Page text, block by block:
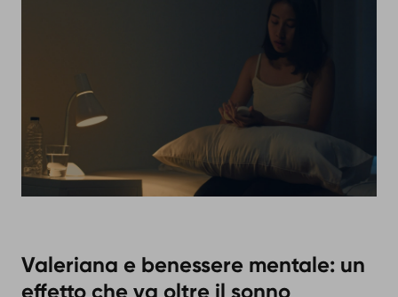
Valeriana e benessere mentale: un
effetto che va oltre il sonno